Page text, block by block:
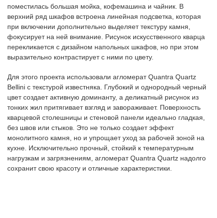
поместилась большая мойка, кофемашина и чайник. В
верхний ряд шкафов встроена линейная подсветка, которая
при включении дополнительно выделяет текстуру камня,
фокусирует на ней внимание. Рисунок искусственного кварца
перекликается с дизайном напольных шкафов, но при этом
выразительно контрастирует с ними по цвету.
Для этого проекта использовали агломерат Quantra Quartz
Bellini с текстурой известняка. Глубокий и однородный черный
цвет создает активную доминанту, а деликатный рисунок из
тонких жил притягивает взгляд и завораживает. Поверхность
кварцевой столешницы и стеновой панели идеально гладкая,
без швов или стыков. Это не только создает эффект
монолитного камня, но и упрощает уход за рабочей зоной на
кухне. Исключительно прочный, стойкий к температурным
нагрузкам и загрязнениям, агломерат Quantra Quartz надолго
сохранит свою красоту и отличные характеристики.